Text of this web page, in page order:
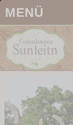
MENÜ